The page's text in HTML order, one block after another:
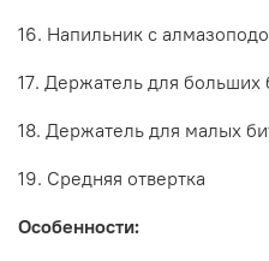
16. Напильник с
17. Держатель для больших
18. Держатель для малых
19. Средняя отвертка
Особенности: